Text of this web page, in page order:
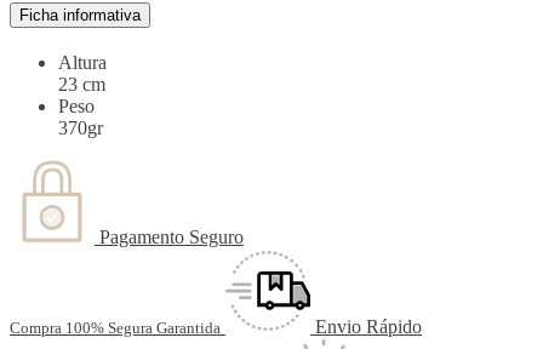
Ficha informativa
Altura
23 cm
Peso
370gr
Pagamento Seguro
Compra 100% Segura Garantida Envio Rápido